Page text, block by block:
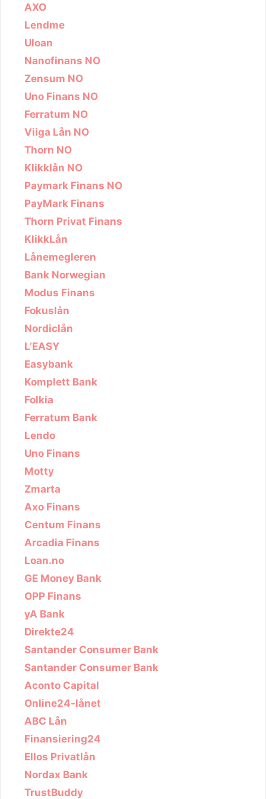
AXO
Lendme
Uloan
Nanofinans NO
Zensum NO
Uno Finans NO
Ferratum NO
Viiga Lån NO
Thorn NO
Klikklån NO
Paymark Finans NO
PayMark Finans
Thorn Privat Finans
KlikkLån
Lånemegleren
Bank Norwegian
Modus Finans
Fokuslån
Nordiclån
L’EASY
Easybank
Komplett Bank
Folkia
Ferratum Bank
Lendo
Uno Finans
Motty
Zmarta
Axo Finans
Centum Finans
Arcadia Finans
Loan.no
GE Money Bank
OPP Finans
yA Bank
Direkte24
Santander Consumer Bank
Santander Consumer Bank
Aconto Capital
Online24-lånet
ABC Lån
Finansiering24
Ellos Privatlån
Nordax Bank
TrustBuddy